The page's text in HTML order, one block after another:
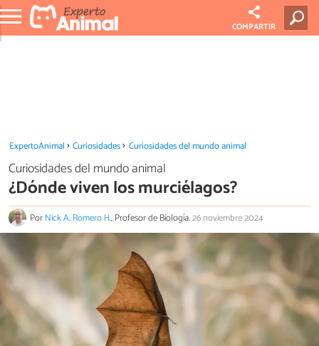
COMPARTIR
ExpertoAnimal Curiosidades Curiosidades del mundo animal
Curiosidades del mundo animal
¿Dónde viven los murciélagos?
PorNick A. Romero H., Profesor de Biología.26 noviembre 2024